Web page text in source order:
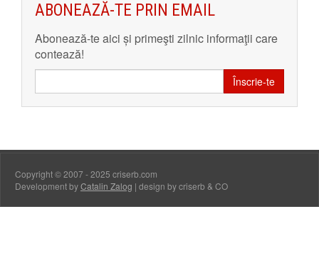
ABONEAZĂ-TE PRIN EMAIL
Abonează-te aici și primeşti zilnic informaţii care
contează!
Înscrie-te
Copyright © 2007 - 2025 criserb.com
Development byCatalin Zalog | design by criserb & CO